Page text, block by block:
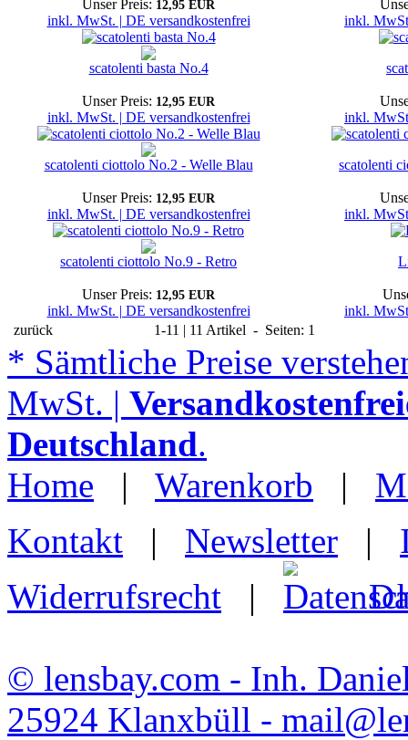
Unser Preis: 12,95 EUR
inkl. MwSt. | DE versandkostenfrei
inkl.
scatolenti basta No.4
Unser Preis: 12,95 EUR
inkl. MwSt. | DE versandkostenfrei
inkl.
scatolenti ciottolo No.2 - Welle Blau
Unser Preis: 12,95 EUR
inkl. MwSt. | DE versandkostenfrei
scatolenti
inkl.
scatolenti ciottolo No.9 - Retro
Unser Preis: 12,95 EUR
inkl. MwSt. | DE versandkostenfrei
inkl.
zurück
1-11 | 11 Artikel - Seiten: 1
* Sämtliche Preise
MwSt. |
Deutschland.
Home | Warenkorb |
Kontakt | Newsletter |
Widerrufsrecht |
© lensbay.com - Inh.
25924 Klanxbüll -